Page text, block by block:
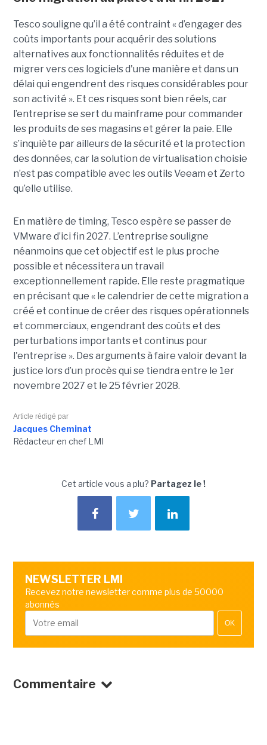
Tesco souligne qu’il a été contraint « d’engager des
coûts importants pour acquérir des solutions
alternatives aux fonctionnalités réduites et de
migrer vers ces logiciels d'une manière et dans un
délai qui engendrent des risques considérables pour
son activité ». Et ces risques sont bien réels, car
l’entreprise se sert du mainframe pour commander
les produits de ses magasins et gérer la paie. Elle
s’inquiète par ailleurs de la sécurité et la protection
des données, car la solution de virtualisation choisie
n’est pas compatible avec les outils Veeam et Zerto
qu’elle utilise.
En matière de timing, Tesco espère se passer de
VMware d’ici fin 2027. L’entreprise souligne
néanmoins que cet objectif est le plus proche
possible et nécessitera un travail
exceptionnellement rapide. Elle reste pragmatique
en précisant que « le calendrier de cette migration a
créé et continue de créer des risques opérationnels
et commerciaux, engendrant des coûts et des
perturbations importants et continus pour
l'entreprise ». Des arguments à faire valoir devant la
justice lors d’un procès qui se tiendra entre le 1er
novembre 2027 et le 25 février 2028.
Article rédigé par
Jacques Cheminat
Rédacteur en chef LMI
Cet article vous a plu? Partagez le !
NEWSLETTER LMI
Recevez notre newsletter comme plus de 50000
abonnés
OK
Commentaire